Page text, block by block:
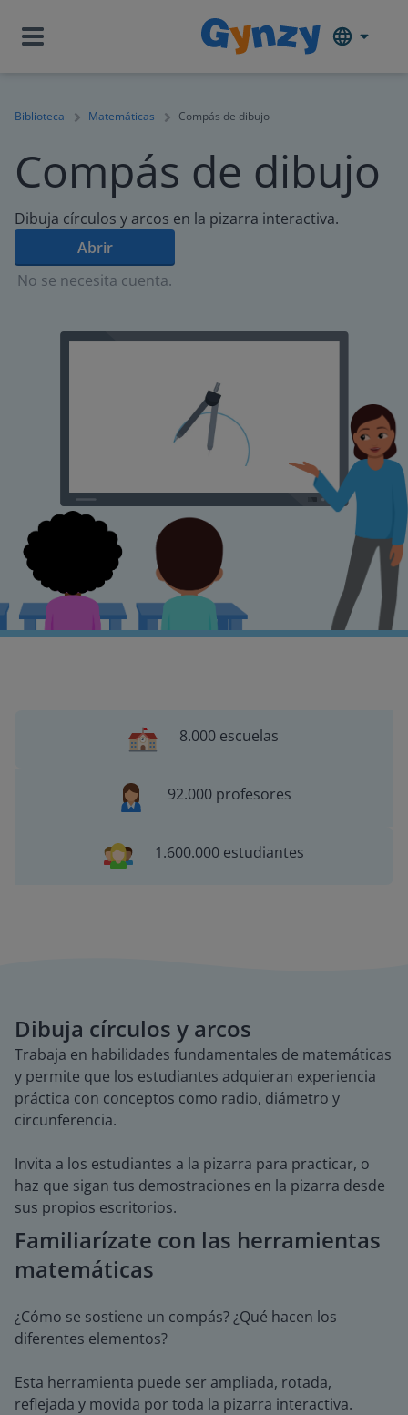
Biblioteca Matemáticas Compás de dibujo
Compás de dibujo
Dibuja círculos y arcos en la pizarra interactiva.
Abrir
No se necesita cuenta.
8.000 escuelas
92.000 profesores
1.600.000 estudiantes
Dibuja círculos y arcos
Trabaja en habilidades fundamentales de matemáticas
y permite que los estudiantes adquieran experiencia
práctica con conceptos como radio, diámetro y
circunferencia.
Invita a los estudiantes a la pizarra para practicar, o
haz que sigan tus demostraciones en la pizarra desde
sus propios escritorios.
Familiarízate con las herramientas
matemáticas
¿Cómo se sostiene un compás? ¿Qué hacen los
diferentes elementos?
Esta herramienta puede ser ampliada, rotada,
reflejada y movida por toda la pizarra interactiva.